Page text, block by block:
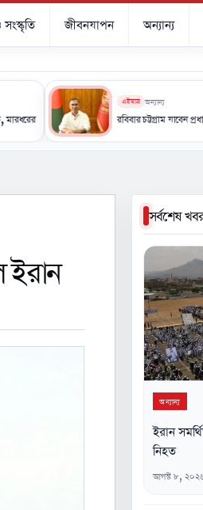
জীবনযাপন অন্যান্য
ভাইরাল
এইমাত্র অন্যান্য
রবিবার চট্টগ্রাম যাবেন প্রধানমন্ত্রী,
সর্বশেষ
অন্যান্য
ইরান
নিহত
আগস্ট ৮,